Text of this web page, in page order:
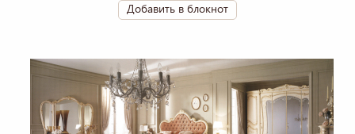
Добавить в блокнот